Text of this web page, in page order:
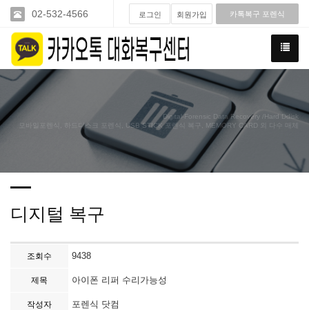
02-532-4566 로그인 회원가입 카톡복구 포렌식
Digital-Forensic Data Recovery /Hard Ddisk
모바일포렌식, 하드디스크 포렌식, USB STICK 포렌식 복구, MEMORY CARD 외 다수 매체
디지털 복구
조회수 9438
제목 아이폰 리퍼 수리가능성
작성자 포렌식 닷컴